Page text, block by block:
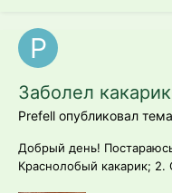
Заболел какарик
Prefell опубликовал
Добрый день!
Краснолобый какарик; 2.